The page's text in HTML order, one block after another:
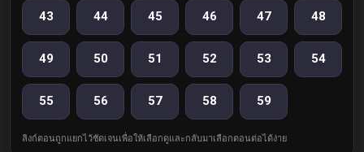
43 44 45 46 47 48
49 50 51 52 53 54
55 56 57 58 59
ลิงก์ตอนถูกแยกไว้ชัดเจนเพื่อให้เลือกดูและกลับมาเลือกตอนต่อได้ง่าย